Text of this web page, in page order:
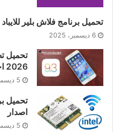
تحميل برنامج فلاش بلير للايباد 2026 مجانا كامل
6 ديسمبر، 2025
تحميل
2026 اخر اصدار
5 ديسمبر، 2025
اصدار
5 ديسمبر، 2025